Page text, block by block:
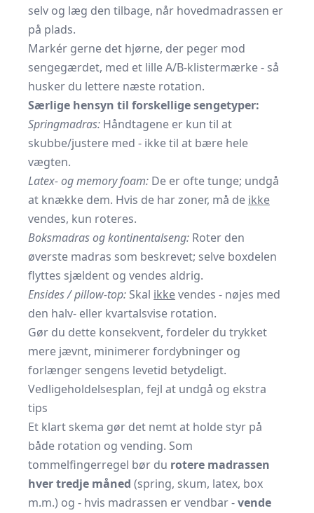
selv og læg den tilbage, når hovedmadrassen er
på plads.
Markér gerne det hjørne, der peger mod
sengegærdet, med et lille A/B-klistermærke - så
husker du lettere næste rotation.
Særlige hensyn til forskellige sengetyper:
Springmadras: Håndtagene er kun til at
skubbe/justere med - ikke til at bære hele
vægten.
Latex- og memory foam: De er ofte tunge; undgå
at knække dem. Hvis de har zoner, må de ikke
vendes, kun roteres.
Boksmadras og kontinentalseng: Roter den
øverste madras som beskrevet; selve boxdelen
flyttes sjældent og vendes aldrig.
Ensides / pillow-top: Skal ikkevendes - nøjes med
den halv- eller kvartalsvise rotation.
Gør du dette konsekvent, fordeler du trykket
mere jævnt, minimerer fordybninger og
forlænger sengens levetid betydeligt.
Vedligeholdelsesplan, fejl at undgå og ekstra
tips
Et klart skema gør det nemt at holde styr på
både rotation og vending. Som
tommelfingerregel bør du rotere madrassen
hver tredje måned (spring, skum, latex, box
m.m.) og - hvis madrassen er vendbar -vende